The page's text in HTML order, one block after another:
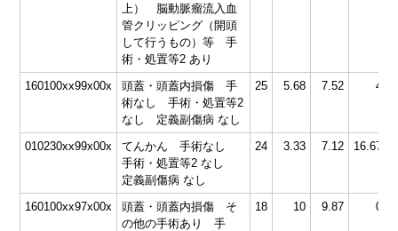
上） 脳動脈瘤流入血
管クリッピング（開頭
して行うもの）等 手
術・処置等2 あり
160100xx99x00x
頭蓋・頭蓋内損傷 手
術なし 手術・処置等2
なし 定義副傷病 なし
25 5.68 7.52 4
010230xx99x00x
てんかん 手術なし
手術・処置等2 なし
定義副傷病 なし
24 3.33 7.12 16.67
160100xx97x00x
頭蓋・頭蓋内損傷 そ
の他の手術あり 手
18 10 9.87 0